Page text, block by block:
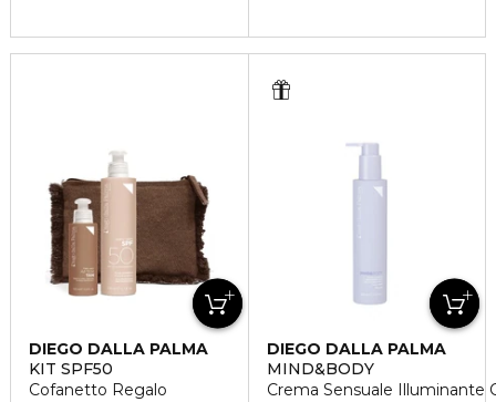
DIEGO DALLA PALMA
KIT SPF50
Cofanetto Regalo
DIEGO DALLA PALMA
MIND&BODY
Crema Sensuale Illuminante